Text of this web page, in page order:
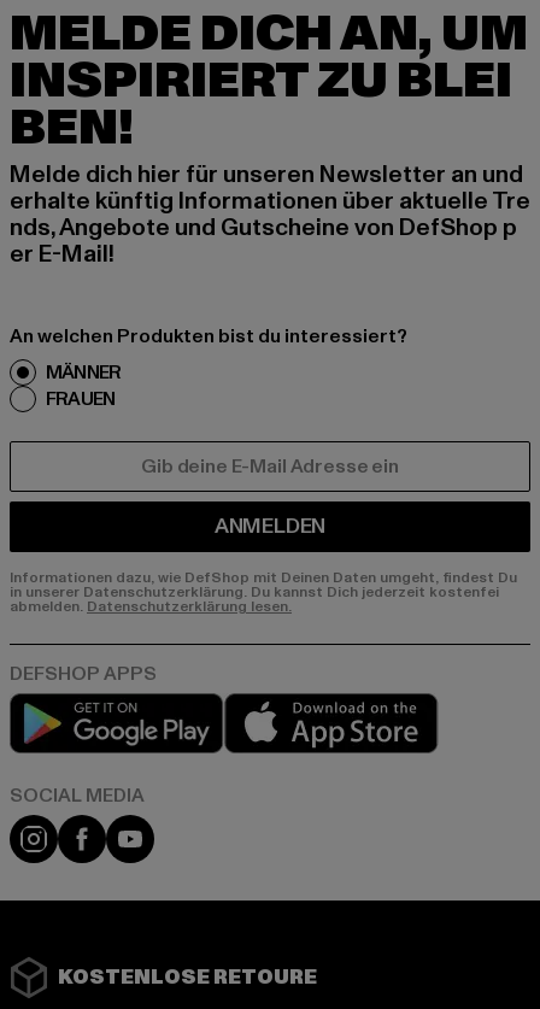
MELDE DICH AN, UM
INSPIRIERT ZU BLEI
BEN!
Melde dich hier für unseren Newsletter an und
erhalte künftig Informationen über aktuelle Tre
nds, Angebote und Gutscheine von DefShop p
er E-Mail!
An welchen Produkten bist du interessiert?
MÄNNER
FRAUEN
ANMELDEN
Informationen dazu, wie DefShop mit Deinen Daten umgeht, findest Du
in unserer Datenschutzerklärung. Du kannst Dich jederzeit kostenfei
abmelden. Datenschutzerklärung lesen.
Play market
Instagram
FacebookYouTube
KOSTENLOSE RETOURE